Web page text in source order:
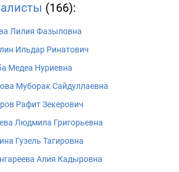
(166):
Лилия Фазыловна
Ильдар Ринатович
Медеа Нуриевна
Муборак Сайдуллаевна
Рафит Зекерович
Людмила Григорьевна
Гузель Тагировна
Алия Кадыровна